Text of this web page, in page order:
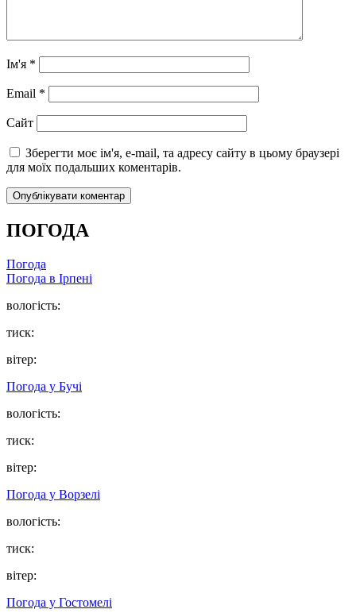
Ім'я *
Email *
Сайт
Зберегти моє ім'я, e-mail, та адресу сайту в цьому браузері
для моїх подальших коментарів.
ПОГОДА
Погода
Погода в Ірпені
вологість:
тиск:
вітер:
Погода у Бучі
вологість:
тиск:
вітер:
Погода у Ворзелі
вологість:
тиск:
вітер:
Погода у Гостомелі